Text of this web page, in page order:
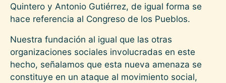
Quintero y Antonio Gutiérrez, de igual forma se
hace referencia al Congreso de los Pueblos.
Nuestra fundación al igual que las otras
organizaciones sociales involucradas en este
hecho, señalamos que esta nueva amenaza se
constituye en un ataque al movimiento social,